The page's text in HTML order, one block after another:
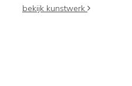
bekijk kunstwerk